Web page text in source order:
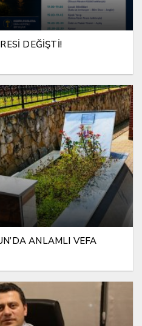
DEĞİŞTİ!
ANLAMLI VEFA